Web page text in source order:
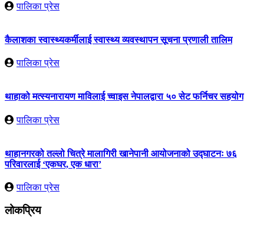
पालिका प्रेस
कैलाशका स्वास्थ्यकर्मीलाई स्वास्थ्य व्यवस्थापन सूचना प्रणाली तालिम
पालिका प्रेस
थाहाको मत्स्यनारायण माविलाई च्वाइस नेपालद्वारा ५० सेट फर्निचर सहयोग
पालिका प्रेस
थाहानगरको तल्लो चित्रे मालागिरी खानेपानी आयोजनाको उद्घाटनः ७६
परिवारलाई ‘एकघर, एक धारा’
पालिका प्रेस
लोकप्रिय